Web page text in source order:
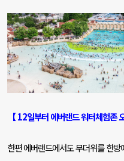
【12일부터 에버랜드 워터체험존
한편 에버랜드에서도 무더위를 한